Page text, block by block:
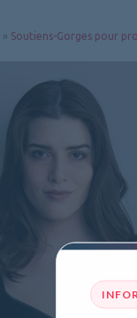
» Soutiens-Gorges pour